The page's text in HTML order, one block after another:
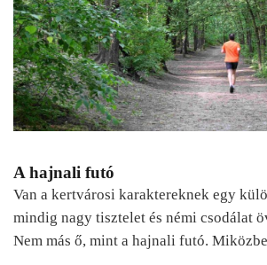
A hajnali futó
Van a kertvárosi karaktereknek egy
mindig nagy tisztelet és némi csodálat
Nem más ő, mint a hajnali futó.